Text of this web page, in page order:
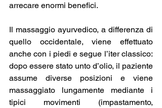
arrecare enormi benefici.
Il massaggio ayurvedico, a differenza di
quello occidentale, viene effettuato
anche con i piedi e segue l’iter classico:
dopo essere stato unto d’olio, il paziente
assume diverse posizioni e viene
massaggiato lungamente mediante i
tipici movimenti (impastamento,